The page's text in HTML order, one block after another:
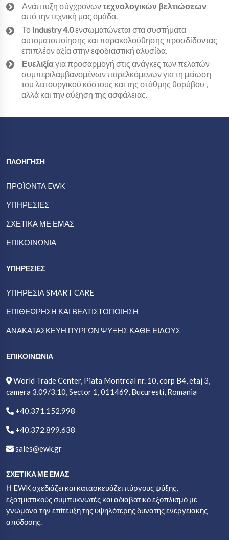
Ανάπτυξη σύγχρονωντεχνολογικών βελτιώσεων
από την τεχνική μας ομάδα.
Το Industry 4.0ενσωματώνεται στα συστήματα
αυτοματοποίησης και παρακολούθησης προσδίδοντας
επιπλέον αξία στην εφοδιαστική αλυσίδα.
Ευελιξίαγια προσαρμογή στις ανάγκες των πελατών
συμπεριλαμβανομένων παρελκόμενων για τη μείωση
του λειτουργικού κόστους και της στάθμης θορύβου ,
αλλά και την αύξηση της ασφάλειας.
ΠΛΟΗΓΗΣΗ
ΠΡΟΪΟΝΤΑ EWK
ΥΠΗΡΕΣΊΕΣ
ΣΧΕΤΙΚΆ ΜΕ ΕΜΆΣ
ΕΠΙΚΟΙΝΩΝΊΑ
ΥΠΗΡΕΣΙΕΣ
ΥΠΗΡΕΣΊΑ SMART CARE
ΕΠΙΘΕΏΡΗΣΗ ΚΑΙ ΒΕΛΤΙΣΤΟΠΟΙΗΣΗ
ΑΝΑΚΑΤΑΣΚΕΥΉ ΠΎΡΓΩΝ ΨΎΞΗΣ ΚΆΘΕ ΕΊΔΟΥΣ
ΕΠΙΚΟΙΝΩΝΙΑ
World Trade Center, Piata Montreal nr. 10, corp B4, etaj 3,
camera 3.09/3.10, Sector 1, 011469, Bucuresti, Romania
+40.371.152.998
+40.372.899.638
sales@ewk.gr
ΣΧΕΤΙΚΑ ΜΕ ΕΜΑΣ
Η EWK σχεδιάζει και κατασκευάζει πύργους ψύξης,
εξατμιστικούς συμπυκνωτές και αδιαβατικό εξοπλισμό με
γνώμονα την επίτευξη της υψηλότερης δυνατής ενεργειακής
απόδοσης.